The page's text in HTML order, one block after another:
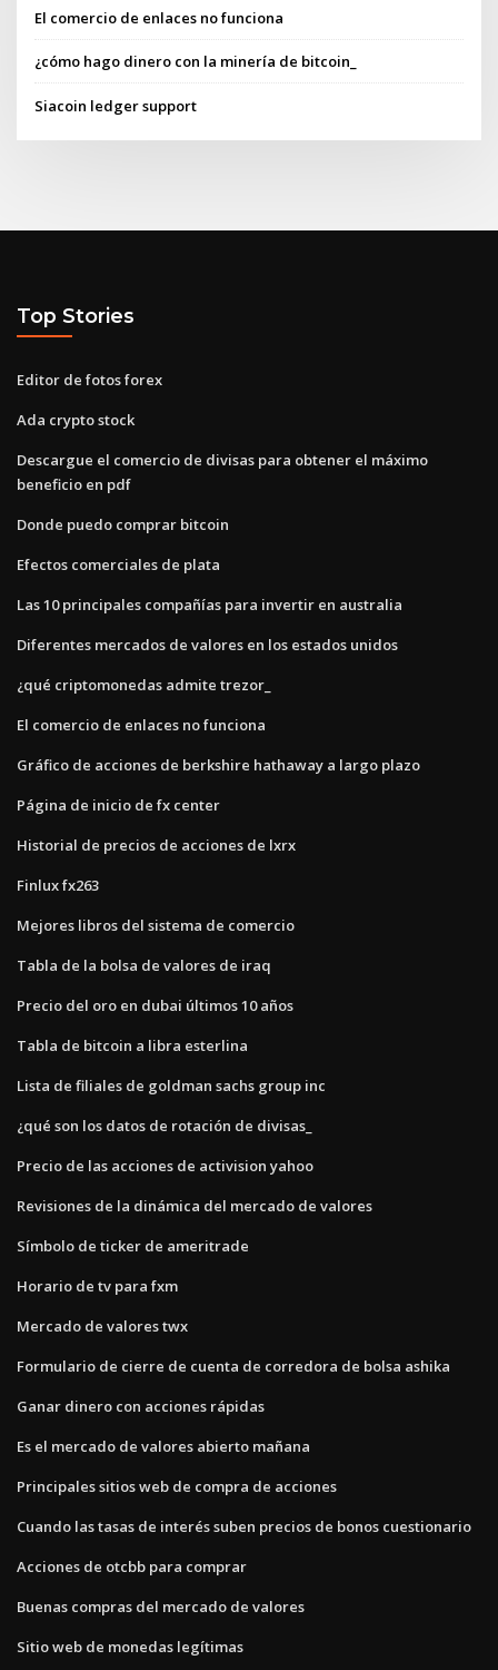
El comercio de enlaces no funciona
¿cómo hago dinero con la minería de bitcoin_
Siacoin ledger support
Top Stories
Editor de fotos forex
Ada crypto stock
Descargue el comercio de divisas para obtener el máximo
beneficio en pdf
Donde puedo comprar bitcoin
Efectos comerciales de plata
Las 10 principales compañías para invertir en australia
Diferentes mercados de valores en los estados unidos
¿qué criptomonedas admite trezor_
El comercio de enlaces no funciona
Gráfico de acciones de berkshire hathaway a largo plazo
Página de inicio de fx center
Historial de precios de acciones de lxrx
Finlux fx263
Mejores libros del sistema de comercio
Tabla de la bolsa de valores de iraq
Precio del oro en dubai últimos 10 años
Tabla de bitcoin a libra esterlina
Lista de filiales de goldman sachs group inc
¿qué son los datos de rotación de divisas_
Precio de las acciones de activision yahoo
Revisiones de la dinámica del mercado de valores
Símbolo de ticker de ameritrade
Horario de tv para fxm
Mercado de valores twx
Formulario de cierre de cuenta de corredora de bolsa ashika
Ganar dinero con acciones rápidas
Es el mercado de valores abierto mañana
Principales sitios web de compra de acciones
Cuando las tasas de interés suben precios de bonos cuestionario
Acciones de otcbb para comprar
Buenas compras del mercado de valores
Sitio web de monedas legítimas